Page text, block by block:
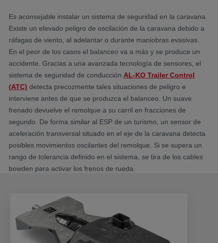
Es aconsejable instalar un sistema de seguridad en la caravana.
Existe un elevado peligro de oscilación de la caravana debido a
ráfagas de viento, al adelantar o durante maniobras evasivas.
En el peor de los casos el balanceo va a más y se produce un
accidente. Gracias a una avanzada tecnología de sensores, el
sistema de seguridad de conducción AL-KO Trailer Control
(ATC) detecta precozmente tales situaciones de peligro e
interviene antes de que se produzca el balanceo. Un suave
frenado devuelve el remolque a su carril en fracciones de
segundo. De forma similar al ESP de un turismo, un sensor de
aceleración transversal situado en el eje de la caravana detecta
posibles movimientos oscilantes del remolque. Si se supera un
rango de tolerancia definido en el sistema, se tira de los cables
bowden para activar los frenos de rueda.